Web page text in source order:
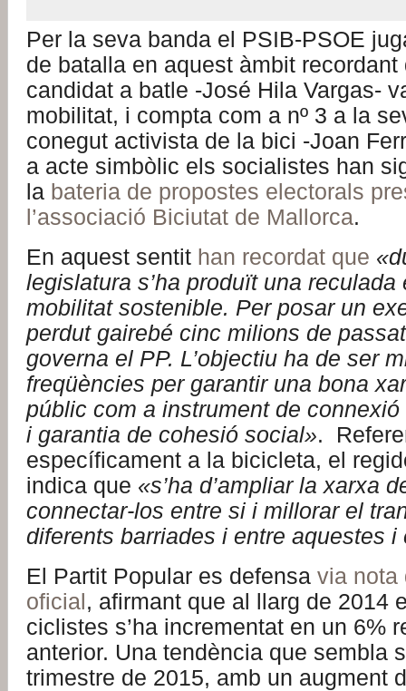
Per la seva banda el PSIB-PSOE
de batalla en aquest àmbit recordant
candidat a batle -José Hila Vargas-
mobilitat, i compta com a nº 3 a la
conegut activista de la bici -Joan
a acte simbòlic els socialistes han
la bateria de propostes electorals
l’associació Biciutat de Mallorca.
En aquest sentit han recordat que
legislatura s’ha produït una reculada
mobilitat sostenible. Per posar un
perdut gairebé cinc milions de
governa el PP. L’objectiu ha de ser
freqüències per garantir una bona
públic com a instrument de
i garantia de cohesió social».
específicament a la bicicleta, el
indica que «s’ha d’ampliar la xarxa
connectar-los entre si i millorar el
diferents barriades i entre aquestes i
El Partit Popular es defensa via nota
oficial , afirmant que al llarg de 2014
ciclistes s’ha incrementat en un 6%
anterior. Una tendència que sembla
trimestre de 2015, amb un augment